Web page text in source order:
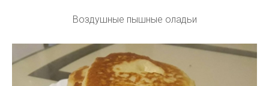
Воздушные пышные оладьи